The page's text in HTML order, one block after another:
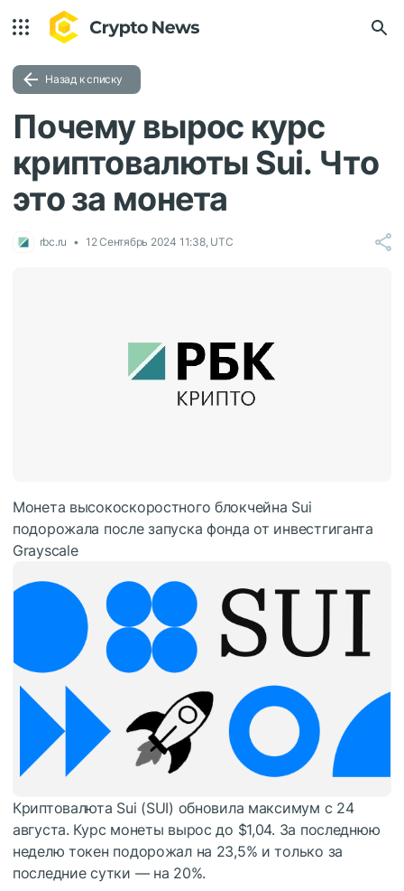
Назад к списку
Почему вырос курс
криптовалюты Sui. Что
это за монета
rbc.ru 12 Сентябрь 2024 11:38, UTC
Монета высокоскоростного блокчейна Sui
подорожала после запуска фонда от инвестгиганта
Grayscale
Криптовалюта Sui (SUI) обновила максимум с 24
августа. Курс монеты вырос до $1,04. За последнюю
неделю токен подорожал на 23,5% и только за
последние сутки — на 20%.